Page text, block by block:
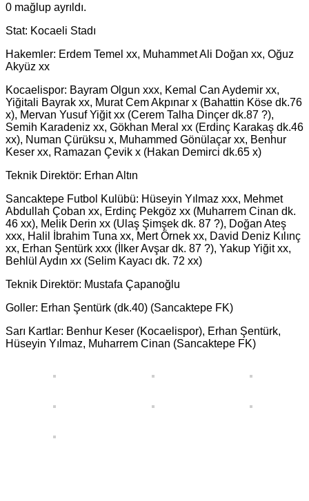
0 mağlup ayrıldı.
Stat: Kocaeli Stadı
Hakemler: Erdem Temel xx, Muhammet Ali Doğan xx, Oğuz
Akyüz xx
Kocaelispor: Bayram Olgun xxx, Kemal Can Aydemir xx,
Yiğitali Bayrak xx, Murat Cem Akpınar x (Bahattin Köse dk.76
x), Mervan Yusuf Yiğit xx (Cerem Talha Dinçer dk.87 ?),
Semih Karadeniz xx, Gökhan Meral xx (Erdinç Karakaş dk.46
xx), Numan Çürüksu x, Muhammed Gönülaçar xx, Benhur
Keser xx, Ramazan Çevik x (Hakan Demirci dk.65 x)
Teknik Direktör: Erhan Altın
Sancaktepe Futbol Kulübü: Hüseyin Yılmaz xxx, Mehmet
Abdullah Çoban xx, Erdinç Pekgöz xx (Muharrem Cinan dk.
46 xx), Melik Derin xx (Ulaş Şimşek dk. 87 ?), Doğan Ateş
xxx, Halil İbrahim Tuna xx, Mert Örnek xx, David Deniz Kılınç
xx, Erhan Şentürk xxx (İlker Avşar dk. 87 ?), Yakup Yiğit xx,
Behlül Aydın xx (Selim Kayacı dk. 72 xx)
Teknik Direktör: Mustafa Çapanoğlu
Goller: Erhan Şentürk (dk.40) (Sancaktepe FK)
Sarı Kartlar: Benhur Keser (Kocaelispor), Erhan Şentürk,
Hüseyin Yılmaz, Muharrem Cinan (Sancaktepe FK)